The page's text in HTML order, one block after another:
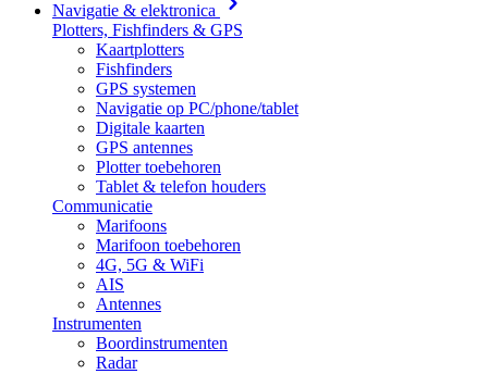
Navigatie & elektronica
Plotters, Fishfinders & GPS
Kaartplotters
Fishfinders
GPS systemen
Navigatie op PC/phone/tablet
Digitale kaarten
GPS antennes
Plotter toebehoren
Tablet & telefon houders
Communicatie
Marifoons
Marifoon toebehoren
4G, 5G & WiFi
AIS
Antennes
Instrumenten
Boordinstrumenten
Radar